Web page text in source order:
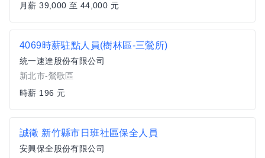
月薪 39,000 至 44,000 元
4069時薪駐點人員(樹林區-三鶯所)
統一速達股份有限公司
新北市-鶯歌區
時薪 196 元
誠徵 新竹縣市日班社區保全人員
安興保全股份有限公司